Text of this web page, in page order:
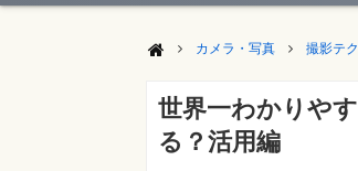
カメラ・写真 撮影テ
世界一わかりや
る？活用編